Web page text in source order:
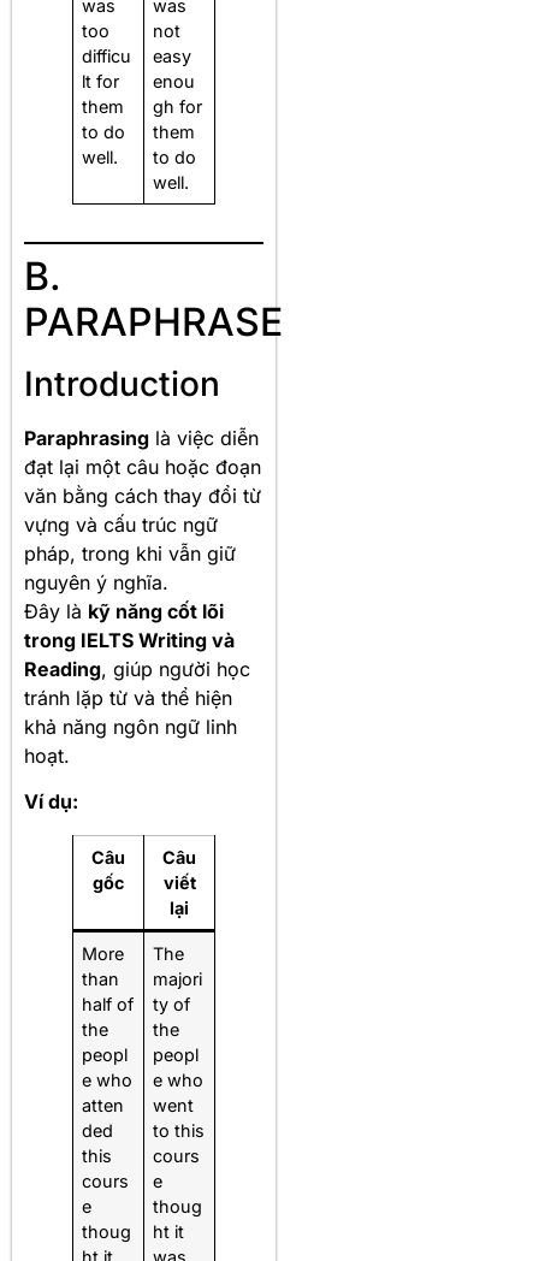
was
too
difficu
lt for
them
to do
well.
was
not
easy
enou
gh for
them
to do
well.
B.
PARAPHRASE
Introduction
Paraphrasing là việc diễn
đạt lại một câu hoặc đoạn
văn bằng cách thay đổi từ
vựng và cấu trúc ngữ
pháp, trong khi vẫn giữ
nguyên ý nghĩa.
Đây là kỹ năng cốt lõi
trong IELTS Writing và
Reading, giúp người học
tránh lặp từ và thể hiện
khả năng ngôn ngữ linh
hoạt.
Ví dụ:
Câu
gốc
Câu
viết
lại
More
than
half of
the
peopl
e who
atten
ded
this
cours
e
thoug
The
majori
ty of
the
peopl
e who
went
to this
cours
e
thoug
ht it